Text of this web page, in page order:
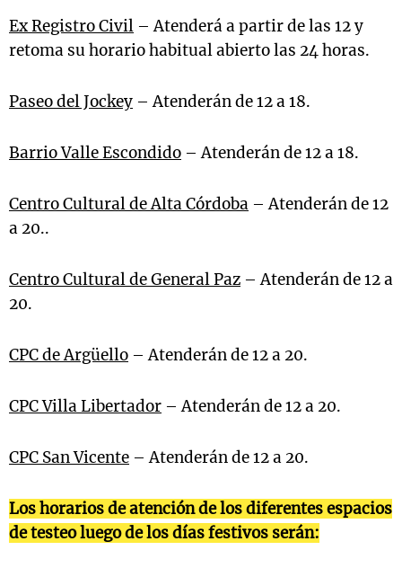
Ex Registro Civil – Atenderá a partir de las 12 y
retoma su horario habitual abierto las 24 horas.
Paseo del Jockey – Atenderán de 12 a 18.
Barrio Valle Escondido – Atenderán de 12 a 18.
Centro Cultural de Alta Córdoba – Atenderán de 12
a 20..
Centro Cultural de General Paz – Atenderán de 12 a
20.
CPC de Argüello – Atenderán de 12 a 20.
CPC Villa Libertador – Atenderán de 12 a 20.
CPC San Vicente – Atenderán de 12 a 20.
Los horarios de atención de los diferentes espacios
de testeo luego de los días festivos serán: